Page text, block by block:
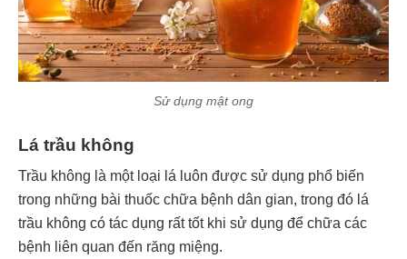
Sử dụng mật ong
Lá trầu không
Trầu không là một loại lá luôn được sử dụng phổ biến
trong những bài thuốc chữa bệnh dân gian, trong đó lá
trầu không có tác dụng rất tốt khi sử dụng để chữa các
bệnh liên quan đến răng miệng.